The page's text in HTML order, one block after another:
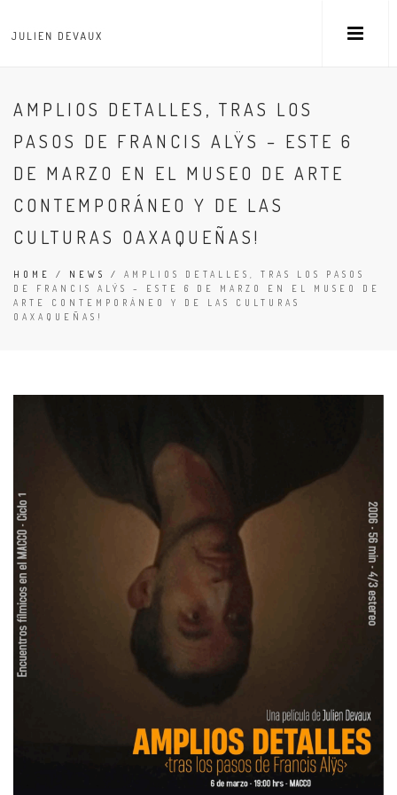
AMPLIOS DETALLES, TRAS LOS
PASOS DE FRANCIS ALŸS – ESTE 6
DE MARZO EN EL MUSEO DE ARTE
CONTEMPORÁNEO Y DE LAS
CULTURAS OAXAQUEÑAS!
HOME / NEWS / AMPLIOS DETALLES, TRAS LOS PASOS
DE FRANCIS ALŸS – ESTE 6 DE MARZO EN EL MUSEO DE
ARTE CONTEMPORÁNEO Y DE LAS CULTURAS
OAXAQUEÑAS!